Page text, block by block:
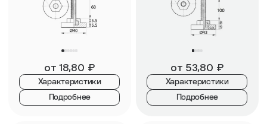
от 18,80 ₽
Характеристики
Подробнее
от 53,80 ₽
Характеристики
Подробнее